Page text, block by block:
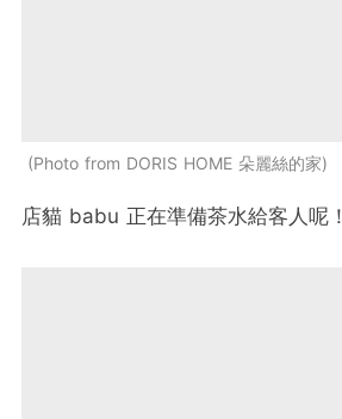
Photo from DORIS HOME 朵麗絲的家
店貓 babu 正在準備茶水給客人呢！